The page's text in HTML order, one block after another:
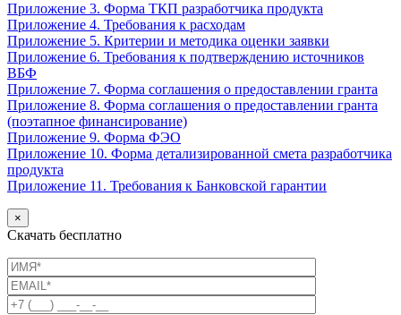
Приложение 3. Форма ТКП разработчика продукта
Приложение 4. Требования к расходам
Приложение 5. Критерии и методика оценки заявки
Приложение 6. Требования к подтверждению источников
ВБФ
Приложение 7. Форма соглашения о предоставлении гранта
Приложение 8. Форма соглашения о предоставлении гранта
(поэтапное финансирование)
Приложение 9. Форма ФЭО
Приложение 10. Форма детализированной смета разработчика
продукта
Приложение 11. Требования к Банковской гарантии
×
Скачать бесплатно